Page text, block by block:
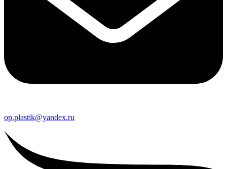
op.plastik@yandex.ru